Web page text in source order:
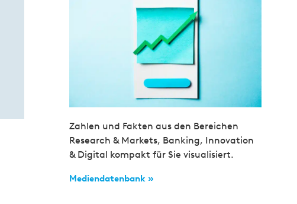
Zahlen und Fakten aus den Bereichen
Research & Markets, Banking, Innovation
& Digital kompakt für Sie visualisiert.
Mediendatenbank »